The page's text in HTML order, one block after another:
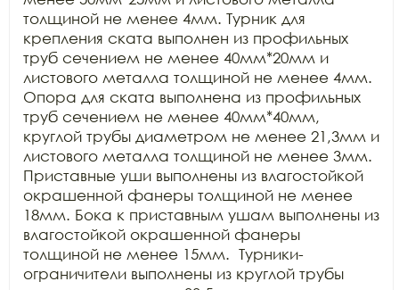
толщиной не менее 4мм. Турник для
крепления ската выполнен из профильных
труб сечением не менее 40мм*20мм и
листового металла толщиной не менее 4мм.
Опора для ската выполнена из профильных
труб сечением не менее 40мм*40мм,
круглой трубы диаметром не менее 21,3мм и
листового металла толщиной не менее 3мм.
Приставные уши выполнены из влагостойкой
окрашенной фанеры толщиной не менее
18мм. Бока к приставным ушам выполнены из
влагостойкой окрашенной фанеры
толщиной не менее 15мм.  Турники-
ограничители выполнены из круглой трубы